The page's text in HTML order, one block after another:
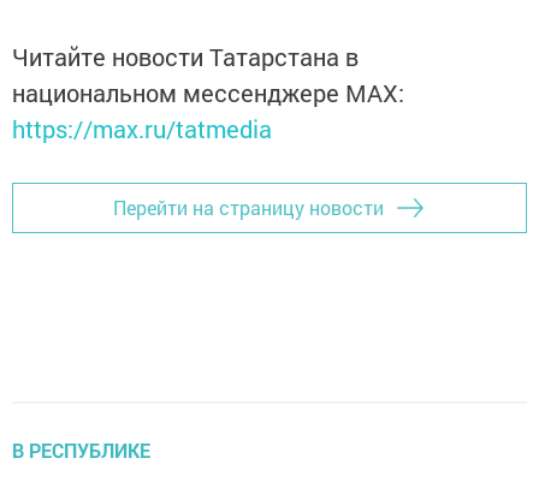
Читайте новости Татарстана в
национальном мессенджере MАХ:
https://max.ru/tatmedia
Перейти на страницу новости
В РЕСПУБЛИКЕ